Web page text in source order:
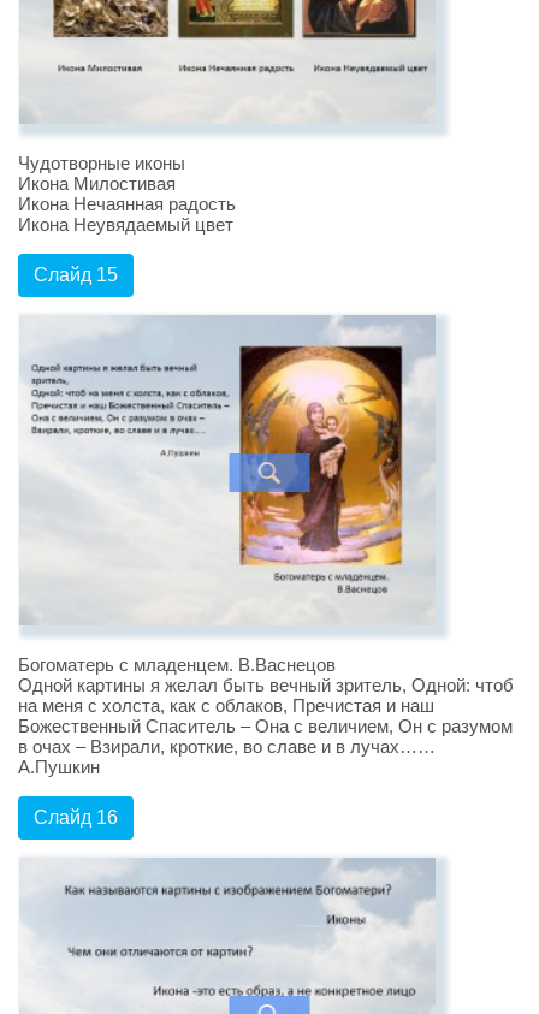
Чудотворные иконы
Икона Милостивая
Икона Нечаянная радость
Икона Неувядаемый цвет
Слайд 15
Богоматерь с младенцем. В.Васнецов
Одной картины я желал быть вечный зритель, Одной: чтоб
на меня с холста, как с облаков, Пречистая и наш
Божественный Спаситель – Она с величием, Он с разумом
в очах – Взирали, кроткие, во славе и в лучах……
А.Пушкин
Слайд 16